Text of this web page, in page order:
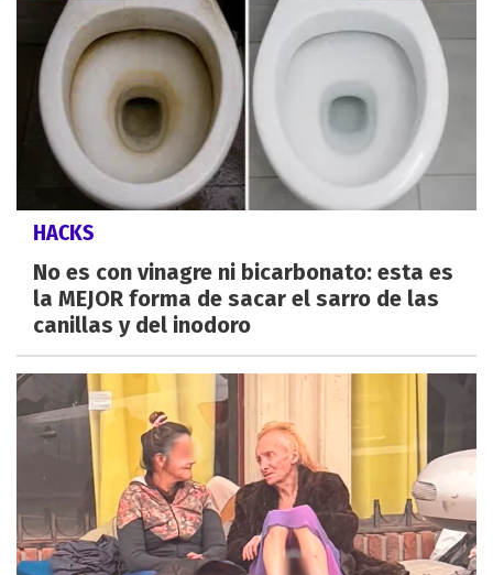
HACKS
No es con vinagre ni bicarbonato: esta es
la MEJOR forma de sacar el sarro de las
canillas y del inodoro